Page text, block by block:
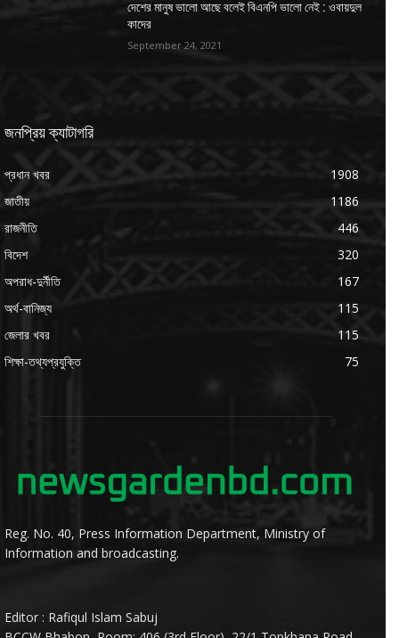
দেশের মানুষ ভালো আছে বলেই বিএনপি ভালো নেই : ওবায়দুল
কাদের
September 24, 2021
জনপ্রিয় ক্যাটাগরি
প্রধান খবর
1908
জাতীয়
1186
রাজনীতি
446
বিদেশ
320
অপরাধ-দুর্নীতি
167
অর্থ-বানিজ্য
115
জেলার খবর
115
শিক্ষা-তথ্যপ্রযুক্তি
75
Reg. No. 40, Press Information Department, Ministry of
Information and broadcasting.
Editor : Rafiqul Islam Sabuj